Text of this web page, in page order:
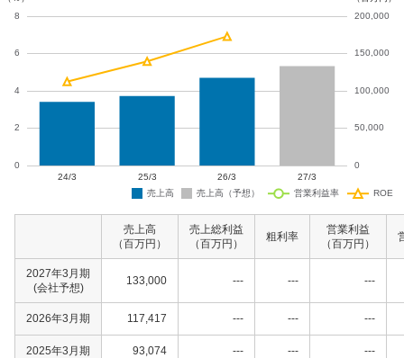
売上高
（百万円）
売上総利益
（百万円）
粗利率
営業利益
（百万円）
2027年3月期
(会社予想)
133,000 --- --- ---
2026年3月期 117,417 --- --- ---
2025年3月期 93,074 --- --- ---